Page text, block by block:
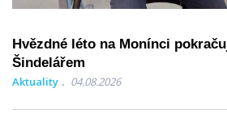
Hvězdné léto na Monínci
Šindelářem
Aktuality 04.08.2026